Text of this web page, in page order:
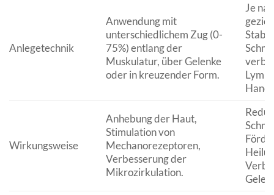
Anlegetechnik
Anwendung mit
unterschiedlichem Zug (0-
75%) entlang der
Muskulatur, über Gelenke
oder in kreuzender Form.
Je
Wirkungsweise
Anhebung der Haut,
Stimulation von
Mechanorezeptoren,
Verbesserung der
Mikrozirkulation.